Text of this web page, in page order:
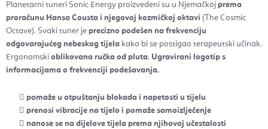
Planetarni tuneri Sonic Energy proizvedeni su u Njemačkoj prema
proračunu Hansa Cousta i njegovoj kozmičkoj oktavi (The Cosmic
Octave). Svaki tuner je precizno podešen na frekvenciju
odgovarajućeg nebeskog tijela kako bi se postigao terapeutski učinak.
Ergonomski oblikovana ručka od pluta. Ugravirani logotip s
informacijama o frekvenciji podešavanja.
pomaže u otpuštanju blokada i napetosti u tijelu
prenosi vibracije na tijelo i pomaže samoizlječenje
nanose se na dijelove tijela prema njihovoj učestalosti